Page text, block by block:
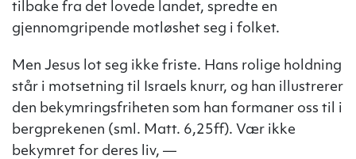
tilbake fra det lovede landet, spredte en
gjennomgripende motløshet seg i folket.
Men Jesus lot seg ikke friste. Hans rolige holdning
står i motsetning til Israels knurr, og han illustrerer
den bekymringsfriheten som han formaner oss til i
bergprekenen (sml. Matt. 6,25ff). Vær ikke
bekymret for deres liv, —